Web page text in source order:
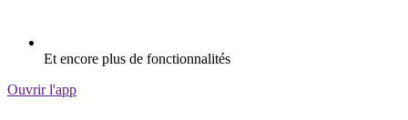
Et encore plus de fonctionnalités
Ouvrir l'app